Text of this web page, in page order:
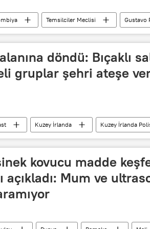
Temsilciler Meclisi
Gustavo
la Espriella Cordoba Ivan Cepeda
döndü: Bıçaklı
gruplar şehri ateşe
Kuzey İrlanda
Kuzey İrlanda
kovucu madde
açıkladı: Mum ve